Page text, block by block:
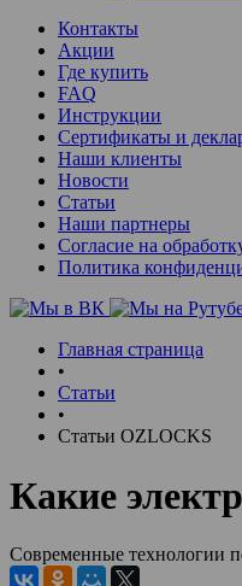
Контакты
Акции
Где купить
FAQ
Инструкции
Сертификаты и
Наши клиенты
Новости
Статьи
Наши партнеры
Согласие на
Политика
Главная страница
•
Статьи
•
Статьи OZLOCKS
Какие
Современные технологии